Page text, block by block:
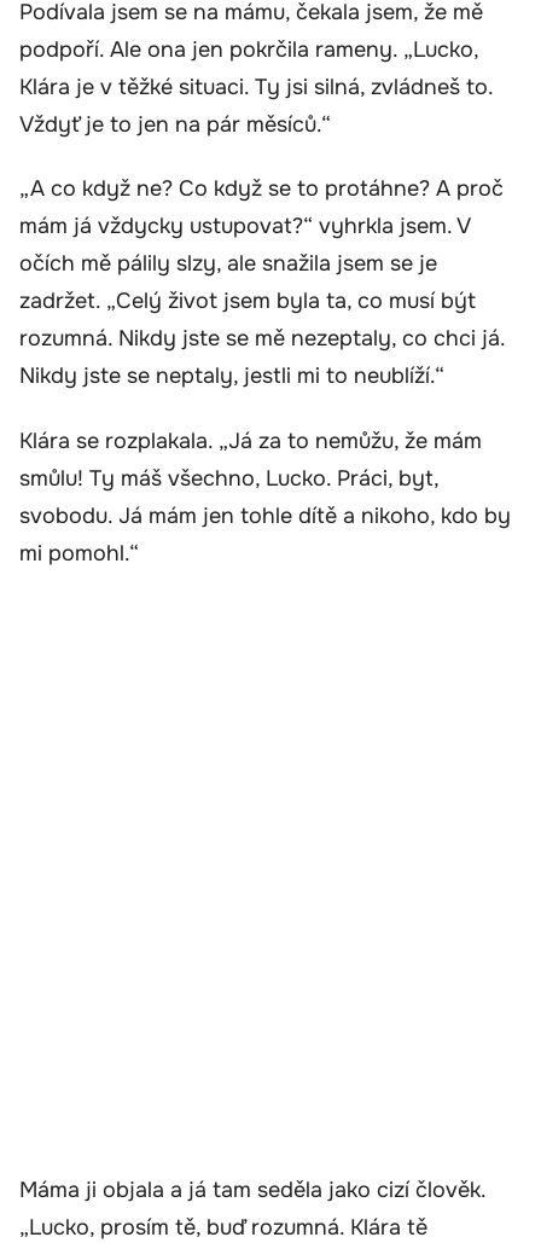
Podívala jsem se na mámu, čekala jsem, že mě
podpoří. Ale ona jen pokrčila rameny. „Lucko,
Klára je v těžké situaci. Ty jsi silná, zvládneš to.
Vždyť je to jen na pár měsíců.“
„A co když ne? Co když se to protáhne? A proč
mám já vždycky ustupovat?“ vyhrkla jsem. V
očích mě pálily slzy, ale snažila jsem se je
zadržet. „Celý život jsem byla ta, co musí být
rozumná. Nikdy jste se mě nezeptaly, co chci já.
Nikdy jste se neptaly, jestli mi to neublíží.“
Klára se rozplakala. „Já za to nemůžu, že mám
smůlu! Ty máš všechno, Lucko. Práci, byt,
svobodu. Já mám jen tohle dítě a nikoho, kdo by
mi pomohl.“
Máma ji objala a já tam seděla jako cizí člověk.
„Lucko, prosím tě, buď rozumná. Klára tě